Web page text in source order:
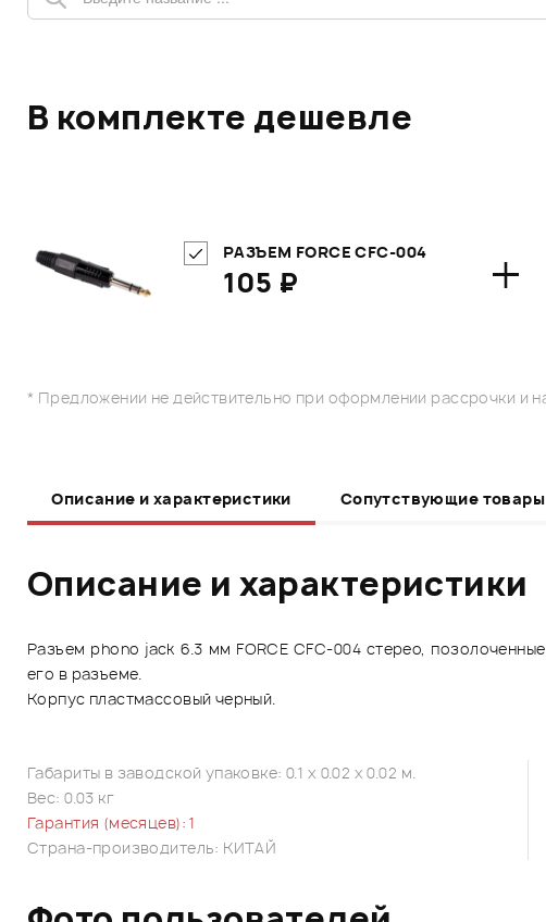
В комплекте дешевле
РАЗЪЕМ FORCE CFC-004
105 ₽ +
* Предложении не действительно при оформлении рассрочки и
Описание и характеристики Сопутствующие товары
Описание и характеристики
Разъем phono jack 6.3 мм FORCE CFC-004 стерео,
его в разъеме.
Корпус пластмассовый черный.
Габариты в заводской упаковке: 0.1 x 0.02 x 0.02 м.
Вес: 0.03 кг
Гарантия (месяцев): 1
Страна-производитель: КИТАЙ